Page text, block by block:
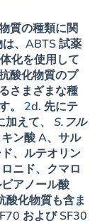
質の種類に関
、ABTS 試薬
化を使用して
酸化物質のプ
さまざまな種
。 2d. 先にテ
加えて、S.フル
ン酸 A、サル
、ルテオリン
ニド、クマロ
アノール酸
酸化物質も含ま
および SF30